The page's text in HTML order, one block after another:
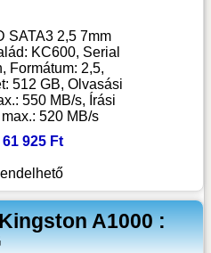
SATA3 2,5 7mm
KC600, Serial
Formátum: 2,5,
512 GB, Olvasási
550 MB/s, Írási
520 MB/s
925 Ft
A1000 :